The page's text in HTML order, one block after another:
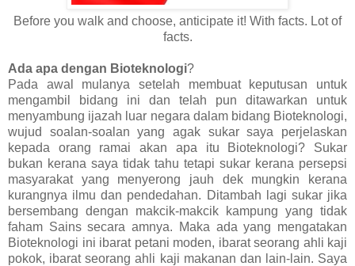
Before you walk and choose, anticipate it! With facts. Lot of
facts.
Ada apa dengan Bioteknologi?
Pada awal mulanya setelah membuat keputusan untuk
mengambil bidang ini dan telah pun ditawarkan untuk
menyambung ijazah luar negara dalam bidang Bioteknologi,
wujud soalan-soalan yang agak sukar saya perjelaskan
kepada orang ramai akan apa itu Bioteknologi? Sukar
bukan kerana saya tidak tahu tetapi sukar kerana persepsi
masyarakat yang menyerong jauh dek mungkin kerana
kurangnya ilmu dan pendedahan. Ditambah lagi sukar jika
bersembang dengan makcik-makcik kampung yang tidak
faham Sains secara amnya. Maka ada yang mengatakan
Bioteknologi ini ibarat petani moden, ibarat seorang ahli kaji
pokok, ibarat seorang ahli kaji makanan dan lain-lain. Saya